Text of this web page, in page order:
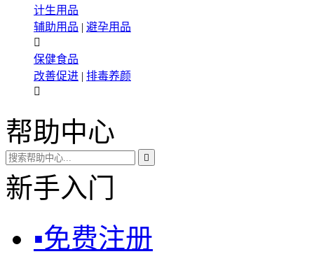
计生用品
辅助用品 | 避孕用品

保健食品
改善促进 | 排毒养颜

帮助中心

新手入门
▪免费注册